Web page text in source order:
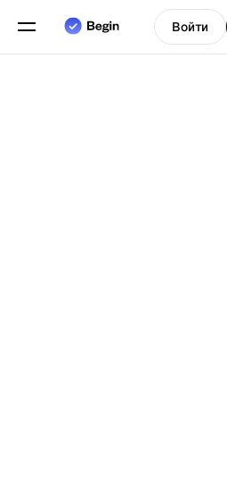
Войти